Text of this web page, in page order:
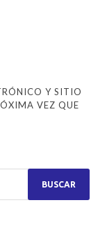
Y SITIO
VEZ QUE